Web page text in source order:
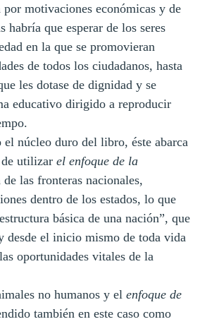
motivaciones económicas y de
habría que esperar de los seres
en la que se promovieran
de todos los ciudadanos, hasta
les dotase de dignidad y se
educativo dirigido a reproducir
el núcleo duro del libro, éste abarca
utilizar el enfoque de la
de las fronteras nacionales,
dentro de los estados, lo que
básica de una nación”, que
desde el inicio mismo de toda vida
oportunidades vitales de la
no humanos y el enfoque de
también en este caso como